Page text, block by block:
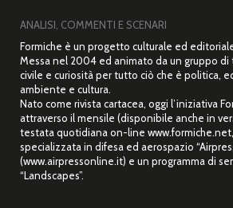
ANALISI, COMMENTI E SCENARI
Formiche è un progetto culturale ed
Messa nel 2004 ed animato da un gruppo
civile e curiosità per tutto ciò che è politica,
ambiente e cultura.
Nato come rivista cartacea, oggi l’iniziativa
attraverso il mensile (disponibile anche in
testata quotidiana on-line
specializzata in difesa ed aerospazio
(www.airpressonline.it) e un programma di
“Landscapes”.